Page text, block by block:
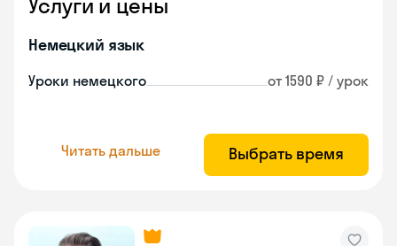
Услуги и цены
Немецкий язык
Уроки немецкого от 1590 ₽ / урок
Читать дальше Выбрать время